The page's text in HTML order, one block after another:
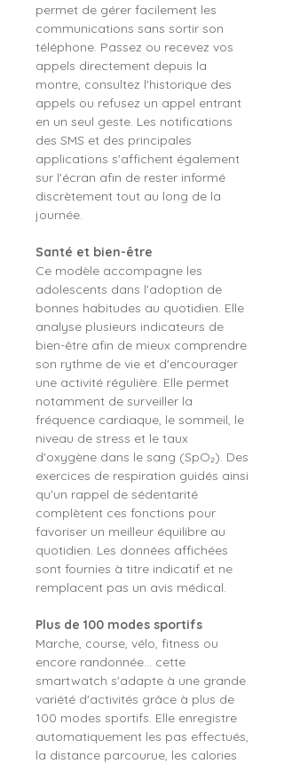
permet de gérer facilement les
communications sans sortir son
téléphone. Passez ou recevez vos
appels directement depuis la
montre, consultez l'historique des
appels ou refusez un appel entrant
en un seul geste. Les notifications
des SMS et des principales
applications s'affichent également
sur l'écran afin de rester informé
discrètement tout au long de la
journée.
Santé et bien-être
Ce modèle accompagne les
adolescents dans l'adoption de
bonnes habitudes au quotidien. Elle
analyse plusieurs indicateurs de
bien-être afin de mieux comprendre
son rythme de vie et d'encourager
une activité régulière. Elle permet
notamment de surveiller la
fréquence cardiaque, le sommeil, le
niveau de stress et le taux
d'oxygène dans le sang (SpO₂). Des
exercices de respiration guidés ainsi
qu'un rappel de sédentarité
complètent ces fonctions pour
favoriser un meilleur équilibre au
quotidien. Les données affichées
sont fournies à titre indicatif et ne
remplacent pas un avis médical.
Plus de 100 modes sportifs
Marche, course, vélo, fitness ou
encore randonnée... cette
smartwatch s'adapte à une grande
variété d'activités grâce à plus de
100 modes sportifs. Elle enregistre
automatiquement les pas effectués,
la distance parcourue, les calories